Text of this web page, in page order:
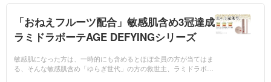
「おねえフルーツ配合」敏感肌含め3冠達成
ラミドラボーテAGE DEFYINGシリーズ
敏感肌になった方は、一時的にも含めるとほぼ全員の方が当てはま
る、そんな敏感肌含め「ゆらぎ世代」の方の救世主、ラミドラボー